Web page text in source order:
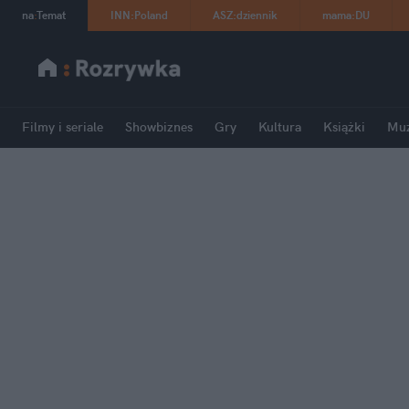
na:Temat INN:Poland ASZ:dziennik mama:DU
Filmy i seriale Showbiznes Gry Kultura Książki